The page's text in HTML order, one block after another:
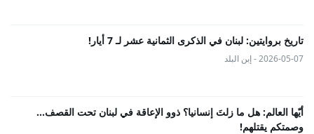
تاريخ بروايتين: لبنان في الذكرى الثمانية عشر لـ 7 أيار!
2026-05-07 - إبن البلد
أيّها العالم: هل ما زلتَ إنسانيا؟ ذوو الإعاقة في لبنان تحت القصف...
وصمتكم يقتلهم!